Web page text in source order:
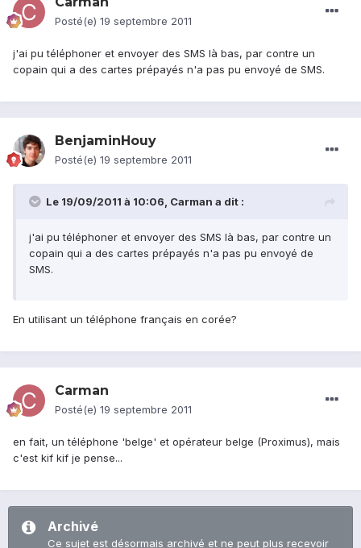
Posté(e) 19 septembre 2011
j'ai pu téléphoner et envoyer des SMS là bas, par contre un
copain qui a des cartes prépayés n'a pas pu envoyé de SMS.
BenjaminHouy
Posté(e) 19 septembre 2011
Le 19/09/2011 à 10:06, Carman a dit :
j'ai pu téléphoner et envoyer des SMS là bas, par contre un
copain qui a des cartes prépayés n'a pas pu envoyé de
SMS.
En utilisant un téléphone français en corée?
Carman
Posté(e) 19 septembre 2011
en fait, un téléphone 'belge' et opérateur belge (Proximus), mais
c'est kif kif je pense...
Archivé
Ce sujet est désormais archivé et ne peut plus recevoir